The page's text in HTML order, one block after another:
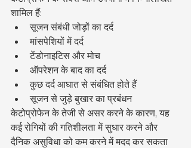
शामिल हैं:
सूजन संबंधी जोड़ों का दर्द
मांसपेशियों में दर्द
टेंडोनाइटिस और मोच
ऑपरेशन के बाद का दर्द
कुछ दर्द आघात से संबंधित होते हैं
सूजन से जुड़े बुखार का प्रबंधन
केटोप्रोफेन के तेजी से असर करने के कारण, यह
कई रोगियों की गतिशीलता में सुधार करने और
दैनिक असुविधा को कम करने में मदद कर सकता